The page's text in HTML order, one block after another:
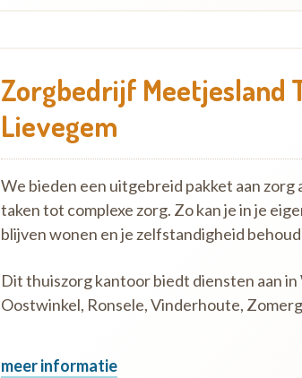
Zorgbedrijf Meetjesland
Lievegem
We bieden een uitgebreid pakket aan zorg
taken tot complexe zorg. Zo kan je in je
blijven wonen en je zelfstandigheid
Dit thuiszorg kantoor biedt diensten aan
Oostwinkel, Ronsele, Vinderhoute,
meer informatie